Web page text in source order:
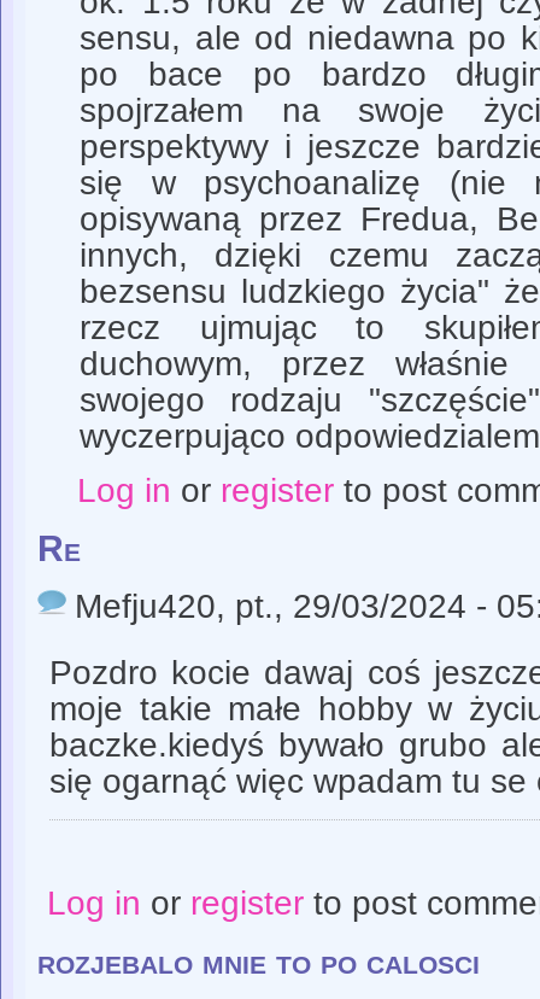
sensu, ale od niedawna po
po bace po bardzo
spojrzałem na swoje
perspektywy i jeszcze
się w psychoanalizę (nie
opisywaną przez Fredua,
innych, dzięki czemu
bezsensu ludzkiego życia"
rzecz ujmując to
duchowym, przez
swojego rodzaju
wyczerpująco
Log in or registerto post
Re
Mefju420, pt., 29/03/2024 -
Pozdro kocie dawaj coś
moje takie małe hobby w
baczke.kiedyś bywało grubo
się ogarnąć więc wpadam tu
Log in or registerto post
rozjebalo mnie to po calosci